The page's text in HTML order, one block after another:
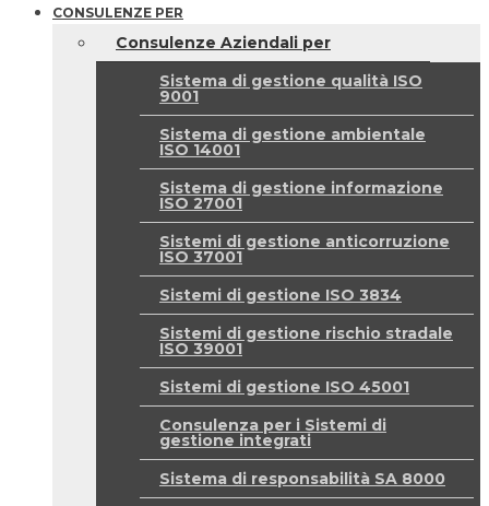
CONSULENZE PER
Consulenze Aziendali per
Sistema di gestione qualità ISO
9001
Sistema di gestione ambientale
ISO 14001
Sistema di gestione informazione
ISO 27001
Sistemi di gestione anticorruzione
ISO 37001
Sistemi di gestione ISO 3834
Sistemi di gestione rischio stradale
ISO 39001
Sistemi di gestione ISO 45001
Consulenza per i Sistemi di
gestione integrati
Sistema di responsabilità SA 8000